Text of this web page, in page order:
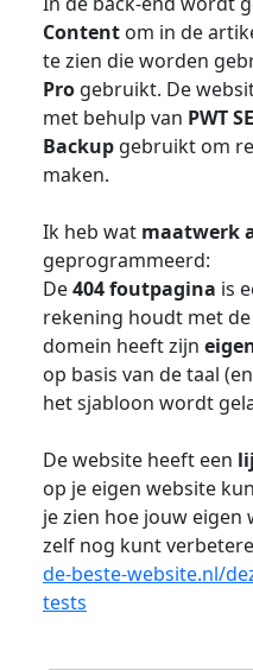
Content om in de
te zien die worden
Pro gebruikt. De
met behulp van PWT
Backup gebruikt om
maken.
Ik heb wat maatwerk
geprogrammeerd:
De404 foutpagina is
rekening houdt met de
domein heeft zijn
op basis van de taal
het sjabloon wordt
De website heeft een
op je eigen website
je zien hoe jouw
zelf nog kunt
de-beste-website.nl/
tests